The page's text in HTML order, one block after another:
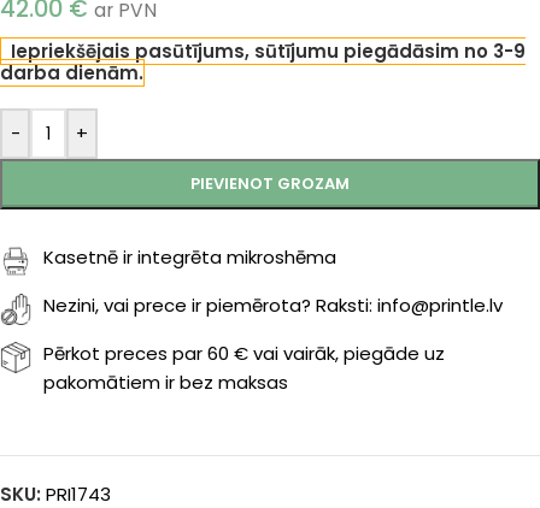
42.00 € ar PVN
Iepriekšējais pasūtījums, sūtījumu piegādāsim no 3-9
darba dienām.
- +
PIEVIENOT GROZAM
Kasetnē ir integrēta mikroshēma
Nezini, vai prece ir piemērota? Raksti: info@printle.lv
Pērkot preces par 60 € vai vairāk, piegāde uz
pakomātiem ir bez maksas
SKU: PRI1743